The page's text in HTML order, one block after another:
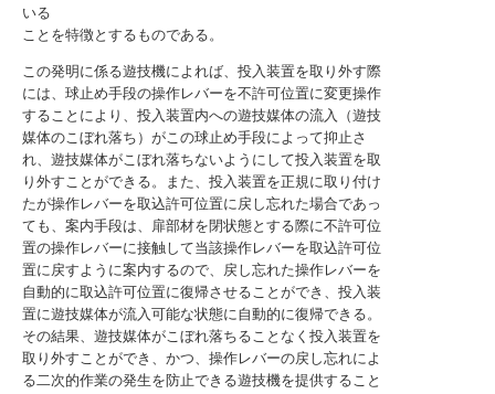
いる
ことを特徴とするものである。
この発明に係る遊技機によれば、投入装置を取り外す際
には、球止め手段の操作レバーを不許可位置に変更操作
することにより、投入装置内への遊技媒体の流入（遊技
媒体のこぼれ落ち）がこの球止め手段によって抑止さ
れ、遊技媒体がこぼれ落ちないようにして投入装置を取
り外すことができる。また、投入装置を正規に取り付け
たが操作レバーを取込許可位置に戻し忘れた場合であっ
ても、案内手段は、扉部材を閉状態とする際に不許可位
置の操作レバーに接触して当該操作レバーを取込許可位
置に戻すように案内するので、戻し忘れた操作レバーを
自動的に取込許可位置に復帰させることができ、投入装
置に遊技媒体が流入可能な状態に自動的に復帰できる。
その結果、遊技媒体がこぼれ落ちることなく投入装置を
取り外すことができ、かつ、操作レバーの戻し忘れによ
る二次的作業の発生を防止できる遊技機を提供すること